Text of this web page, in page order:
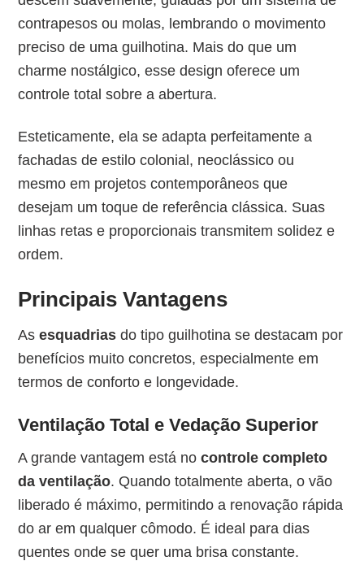
contrapesos ou molas, lembrando o movimento
preciso de uma guilhotina. Mais do que um
charme nostálgico, esse design oferece um
controle total sobre a abertura.
Esteticamente, ela se adapta perfeitamente a
fachadas de estilo colonial, neoclássico ou
mesmo em projetos contemporâneos que
desejam um toque de referência clássica. Suas
linhas retas e proporcionais transmitem solidez e
ordem.
Principais Vantagens
Asesquadrias do tipo guilhotina se destacam por
benefícios muito concretos, especialmente em
termos de conforto e longevidade.
Ventilação Total e Vedação Superior
A grande vantagem está nocontrole completo
da ventilação. Quando totalmente aberta, o vão
liberado é máximo, permitindo a renovação rápida
do ar em qualquer cômodo. É ideal para dias
quentes onde se quer uma brisa constante.